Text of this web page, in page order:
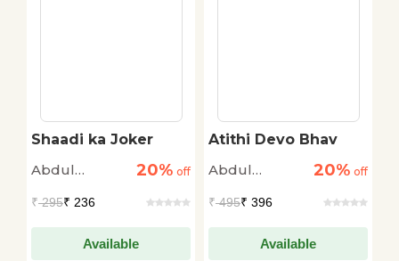
Shaadi ka Joker
Abdul
20% off
₹295₹ 236
Available
Atithi Devo Bhav
Abdul
20% off
₹495₹ 396
Available